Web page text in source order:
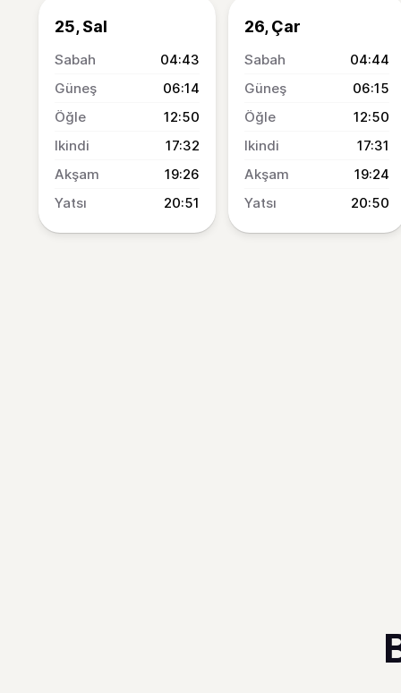
25, Sal
04:43
06:14
12:50
17:32
19:26
20:51
26, Çar
04:44
06:15
12:50
17:31
19:24
20:50